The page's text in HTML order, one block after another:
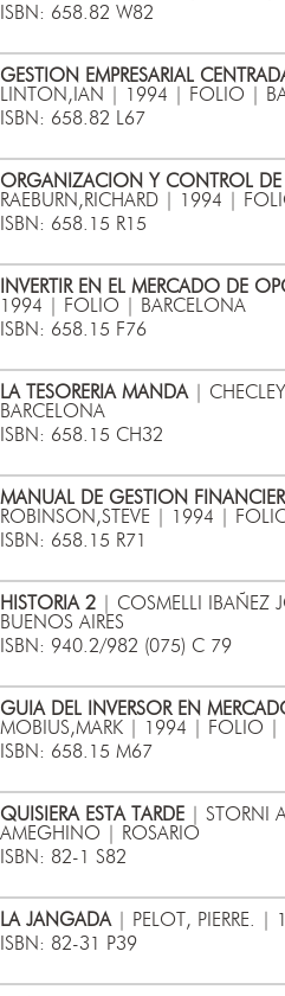
ISBN: 658.82 W82
GESTION EMPRESARIAL
LINTON,IAN | 1994 | FOLIO |
ISBN: 658.82 L67
ORGANIZACION Y CONTROL DE
RAEBURN,RICHARD | 1994 |
ISBN: 658.15 R15
INVERTIR EN EL MERCADO DE
1994 | FOLIO | BARCELONA
ISBN: 658.15 F76
LA TESORERIA MANDA |
BARCELONA
ISBN: 658.15 CH32
MANUAL DE GESTION
ROBINSON,STEVE | 1994 |
ISBN: 658.15 R71
HISTORIA 2 | COSMELLI IBAÑEZ
BUENOS AIRES
ISBN: 940.2/982 (075) C 79
GUIA DEL INVERSOR EN
MOBIUS,MARK | 1994 | FOLIO |
ISBN: 658.15 M67
QUISIERA ESTA TARDE | STORNI
AMEGHINO | ROSARIO
ISBN: 82-1 S82
LA JANGADA | PELOT, PIERRE.
ISBN: 82-31 P39